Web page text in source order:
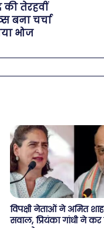
की तेरहवीं
बना चर्चा
भोज
विपक्षी नेताओं ने अमित
सवाल, प्रियंका गांधी ने कर